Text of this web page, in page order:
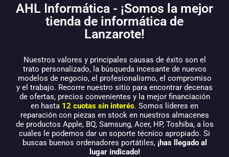
AHL Informática - ¡Somos la mejor
tienda de informática de
Lanzarote!
Nuestros valores y principales causas de éxito son el
trato personalizado, la búsqueda incesante de nuevos
modelos de negocio, el profesionalismo, el compromiso
y el trabajo. Recorre nuestro sitio para encontrar decenas
de ofertas, precios convenientes y la mejor financiación
en hasta 12 cuotas sin interés. Somos líderes en
reparación con piezas en stock en nuestros almacenes
de productos Apple, BQ, Samsung, Acer, HP, Toshiba, a los
cuales le podemos dar un soporte técnico apropiado. Si
buscas buenos ordenadores portátiles, ¡has llegado al
lugar indicado!